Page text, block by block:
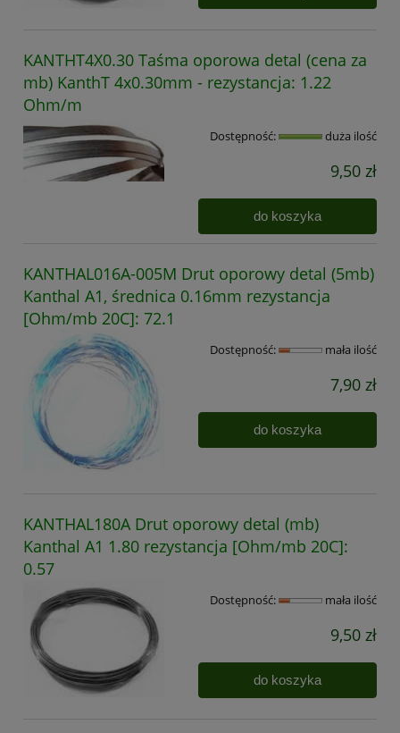
KANTHT4X0.30 Taśma oporowa detal (cena za
mb) KanthT 4x0.30mm - rezystancja: 1.22
Ohm/m
Dostępność: duża ilość
9,50 zł
do koszyka
KANTHAL016A-005M Drut oporowy detal (5mb)
Kanthal A1, średnica 0.16mm rezystancja
[Ohm/mb 20C]: 72.1
Dostępność: mała ilość
7,90 zł
do koszyka
KANTHAL180A Drut oporowy detal (mb)
Kanthal A1 1.80 rezystancja [Ohm/mb 20C]:
0.57
Dostępność: mała ilość
9,50 zł
do koszyka